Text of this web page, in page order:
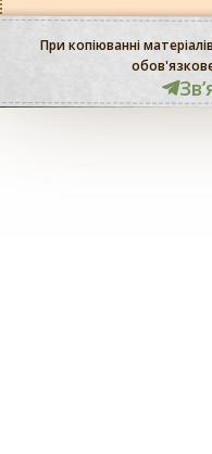
При копіюванні